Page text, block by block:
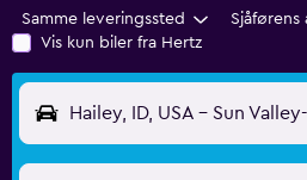
Samme leveringssted Sjåførens
Vis kun biler fra Hertz
Hailey, ID, USA - Sun